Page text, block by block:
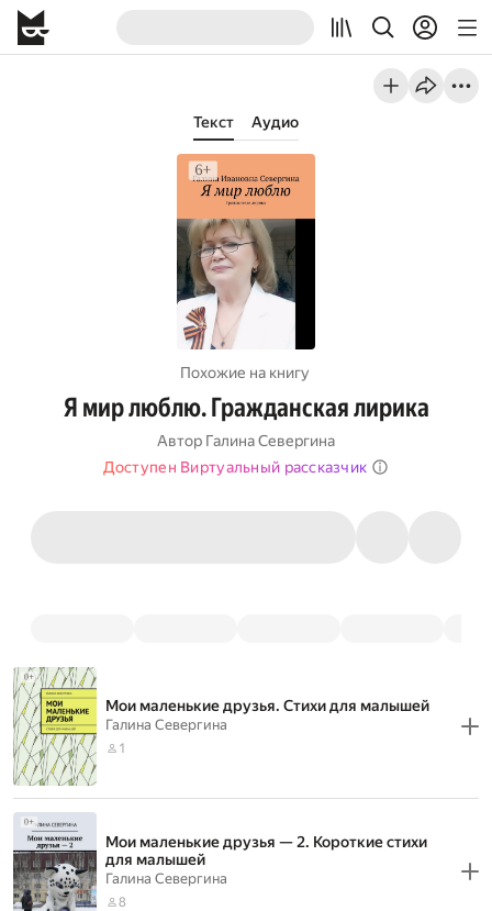
Текст Аудио
Похожие на книгу
Я мир люблю. Гражданская лирика
Автор Галина Севергина
Доступен Виртуальный рассказчик
Мои маленькие друзья. Стихи для малышей
Галина Севергина
1
Мои маленькие друзья — 2. Короткие стихи
для малышей
Галина Севергина
8